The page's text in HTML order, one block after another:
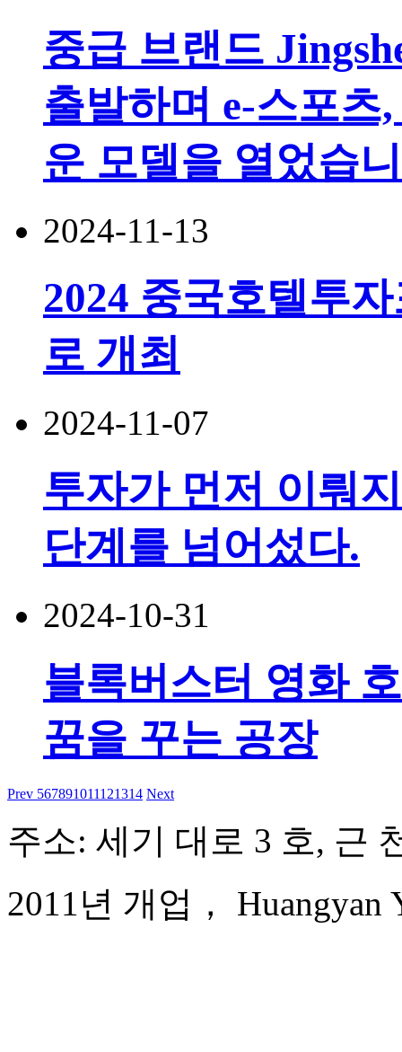
중급 브랜드
출발하며 e-스포츠
운 모델을 열었습
2024-11-13
2024 중국호텔투
로 개최
2024-11-07
투자가 먼저 이뤄
단계를 넘어섰다.
2024-10-31
블록버스터 영화
꿈을 꾸는 공장
Prev 567891011121314 Next
주소: 세기 대로 3 호, 근
2011년 개업， Huangyan